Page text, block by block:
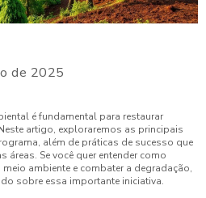
de 2025
é fundamental para restaurar
artigo, exploraremos as principais
além de práticas de sucesso que
áreas. Se você quer entender como
ambiente e combater a degradação,
sobre essa importante iniciativa.